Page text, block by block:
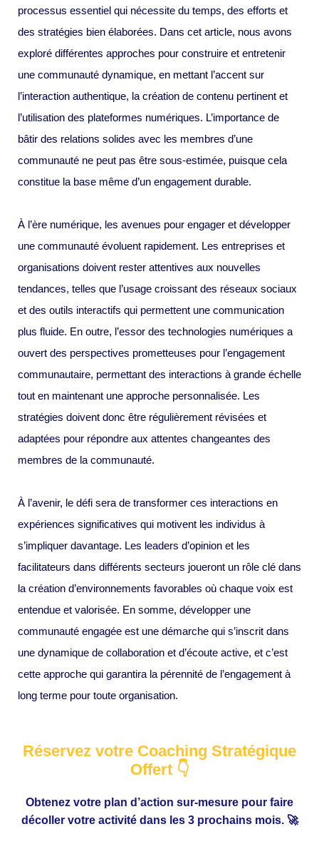
processus essentiel qui nécessite du temps, des efforts et
des stratégies bien élaborées. Dans cet article, nous avons
exploré différentes approches pour construire et entretenir
une communauté dynamique, en mettant l’accent sur
l’interaction authentique, la création de contenu pertinent et
l’utilisation des plateformes numériques. L’importance de
bâtir des relations solides avec les membres d’une
communauté ne peut pas être sous-estimée, puisque cela
constitue la base même d’un engagement durable.
À l’ère numérique, les avenues pour engager et développer
une communauté évoluent rapidement. Les entreprises et
organisations doivent rester attentives aux nouvelles
tendances, telles que l’usage croissant des réseaux sociaux
et des outils interactifs qui permettent une communication
plus fluide. En outre, l’essor des technologies numériques a
ouvert des perspectives prometteuses pour l’engagement
communautaire, permettant des interactions à grande échelle
tout en maintenant une approche personnalisée. Les
stratégies doivent donc être régulièrement révisées et
adaptées pour répondre aux attentes changeantes des
membres de la communauté.
À l’avenir, le défi sera de transformer ces interactions en
expériences significatives qui motivent les individus à
s’impliquer davantage. Les leaders d’opinion et les
facilitateurs dans différents secteurs joueront un rôle clé dans
la création d’environnements favorables où chaque voix est
entendue et valorisée. En somme, développer une
communauté engagée est une démarche qui s’inscrit dans
une dynamique de collaboration et d’écoute active, et c’est
cette approche qui garantira la pérennité de l’engagement à
long terme pour toute organisation.
Réservez votre Coaching Stratégique
Offert 👇
Obtenez votre plan d’action sur-mesure pour faire
décoller votre activité dans les 3 prochains mois. 🚀